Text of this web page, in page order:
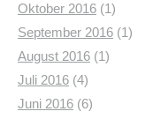
Oktober 2016 (1)
September 2016 (1)
August 2016 (1)
Juli 2016 (4)
Juni 2016 (6)